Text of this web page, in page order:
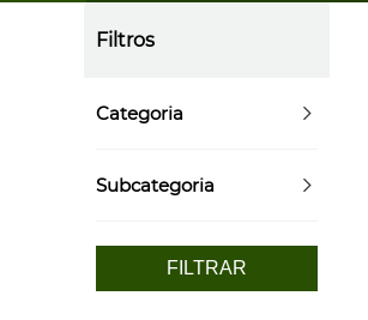
Filtros
Categoria
Subcategoria
FILTRAR